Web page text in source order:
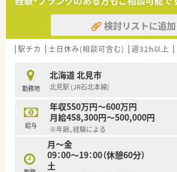
検討リストに追加
駅チカ 土日休み(相談可含む) 週32h以上
勤務地
北海道 北見市
北見駅 (JR石北本線)
給与
年収550万円～600万円
月給458,300円～500,000円
※年齢、経験による
月～金
09：00～19：00（休憩60分）
土